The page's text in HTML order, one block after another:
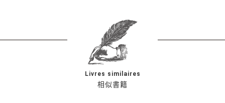
相似書籍
Livres similaires